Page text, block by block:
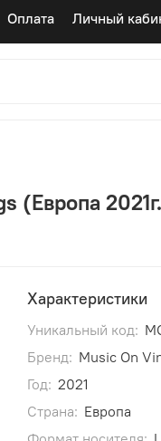
Оплата Личный
(Европа
Характеристики
Уникальный код:
Бренд: Music On
Год: 2021
Страна: Европа